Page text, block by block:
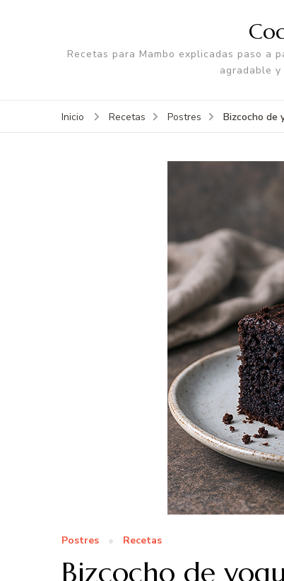
Recetas para Mambo explicadas paso a
agradable
Inicio Recetas Postres Bizcocho de
Postres Recetas
Bizcocho de